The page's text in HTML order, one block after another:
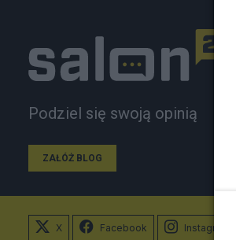
Podziel się swoją opinią
ZAŁÓŻ BLOG
X Facebook Instagram